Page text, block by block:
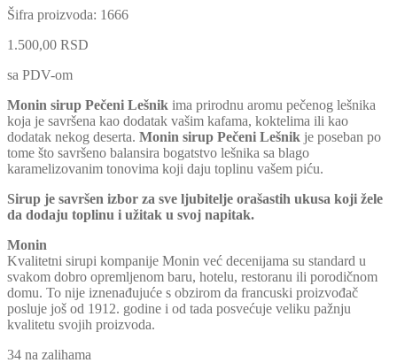
Šifra proizvoda: 1666
1.500,00 RSD
sa PDV-om
Monin sirup Pečeni Lešnik ima prirodnu aromu pečenog lešnika
koja je savršena kao dodatak vašim kafama, koktelima ili kao
dodatak nekog deserta. Monin sirup Pečeni Lešnik je poseban po
tome što savršeno balansira bogatstvo lešnika sa blago
karamelizovanim tonovima koji daju toplinu vašem piću.
Sirup je savršen izbor za sve ljubitelje orašastih ukusa koji žele
da dodaju toplinu i užitak u svoj napitak.
Monin
Kvalitetni sirupi kompanije Monin već decenijama su standard u
svakom dobro opremljenom baru, hotelu, restoranu ili porodičnom
domu. To nije iznenađujuće s obzirom da francuski proizvođač
posluje još od 1912. godine i od tada posvećuje veliku pažnju
kvalitetu svojih proizvoda.
34 na zalihama